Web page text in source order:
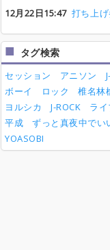
12月22日15:47 打ち上
タグ検索
セッション アニソン
ボーイ
ロック 椎名林
ヨルシカ
J-ROCK ラ
平成
ずっと真夜中でい
YOASOBI